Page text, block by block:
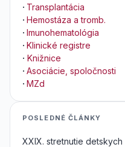
· Transplantácia
· Hemostáza a tromb.
· Imunohematológia
· Klinické registre
· Knižnice
· Asociácie, spoločnosti
· MZd
POSLEDNÉ ČLÁNKY
XXIX. stretnutie